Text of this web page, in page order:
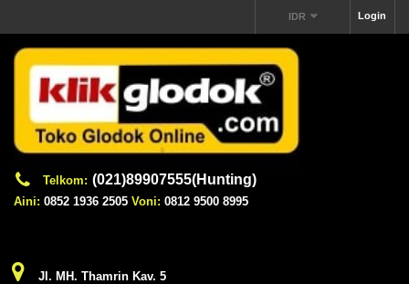
Login
IDR
Telkom: (021)89907555(Hunting)
Aini: 0852 1936 2505 Voni: 0812 9500 8995
Jl. MH. Thamrin Kav. 5